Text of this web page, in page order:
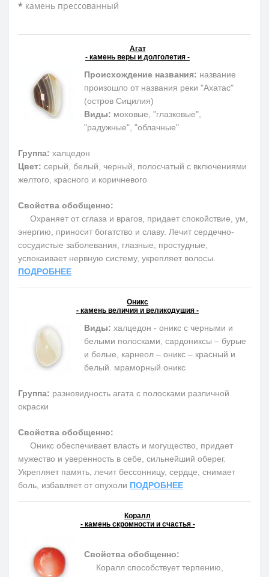
* камень прессованный
Агат
- камень веры и долголетия -
Происхождение названия: название
произошло от названия реки "Ахатас"
(остров Сицилия)
Виды: моховые, "глазковые",
"радужные", "облачные"
Группа: халцедон
Цвет: серый, белый, черный, полосчатый с включениями
желтого, красного и коричневого
Свойства обобщенно:
Охраняет от сглаза и врагов, придает спокойствие, ум,
энергию, приносит богатство и славу. Лечит сердечно-
сосудистые заболевания, глазные, простудные,
успокаивает нервную систему, укрепляет волосы.
ПОДРОБНЕЕ
Оникс
- камень величия и великодушия -
Виды: халцедон - оникс с черными и
белыми полосками, сардониксы – бурые
и белые, карнеол – оникс – красный и
белый. мраморный оникс
Группа: разновидность агата с полосками различной
окраски
Свойства обобщенно:
Оникс обеспечивает власть и могущество, придает
мужество и уверенность в себе, сильнейший оберег.
Укрепляет память, лечит бессонницу, сердце, снимает
боль, избавляет от опухоли ПОДРОБНЕЕ
Коралл
- камень скромности и счастья -
Свойства обобщенно:
Коралл способствует терпению,